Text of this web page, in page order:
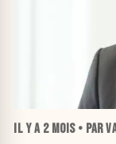
IL Y A 2 MOIS• PAR